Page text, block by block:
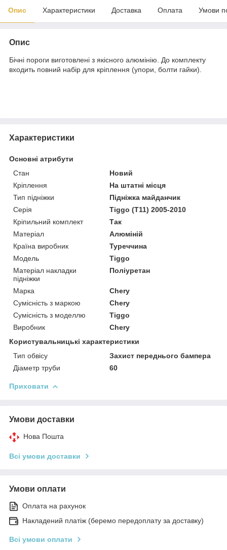
Опис Характеристики Доставка Оплата Умови
Опис
Бічні пороги виготовлені з якісного алюмінію. До комплекту
входить повний набір для кріплення (упори, болти гайки).
Характеристики
Основні атрибути
Стан
Новий
Кріплення
На штатні місця
Тип підніжки
Підніжка майданчик
Серія
Tiggo (T11) 2005-2010
Кріпильний комплект
Так
Матеріал
Алюміній
Країна виробник
Туреччина
Модель
Tiggo
Матеріал накладки
підніжки
Поліуретан
Марка
Chery
Сумісність з маркою
Chery
Сумісність з моделлю
Tiggo
Виробник
Chery
Користувальницькі характеристики
Тип обвісу
Захист переднього бампера
Діаметр труби
60
Приховати
Умови доставки
Нова Пошта
Всі умови доставки
Умови оплати
Оплата на рахунок
Накладений платіж (беремо передоплату за доставку)
Всі умови оплати